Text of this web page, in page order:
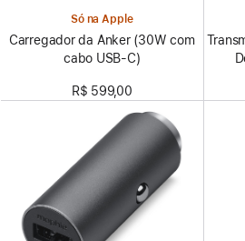
Só na Apple
Carregador da Anker (30W com
cabo USB-C)
R$ 599,00